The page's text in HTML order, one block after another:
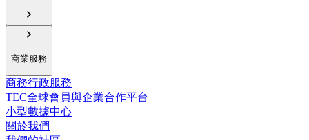
商業服務
商務行政服務
TEC全球會員與企業合作平台
小型數據中心
關於我們